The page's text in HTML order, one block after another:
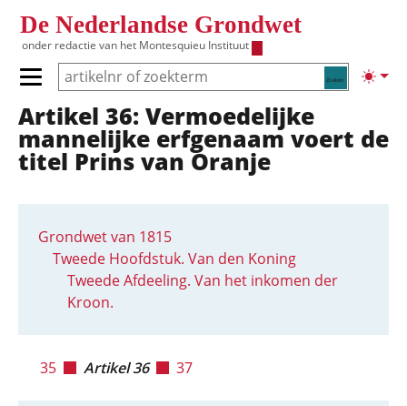
De Nederlandse Grondwet
onder redactie van het Montesquieu Instituut
Zoeken
Primair menu tonen/verbergen
Hoofdnavigatie
Artikel 36: Vermoedelijke
mannelijke erfgenaam voert de
titel Prins van Oranje
Grondwet van 1815
Tweede Hoofdstuk. Van den Koning
Tweede Afdeeling. Van het inkomen der
Kroon.
35 Artikel 36 37